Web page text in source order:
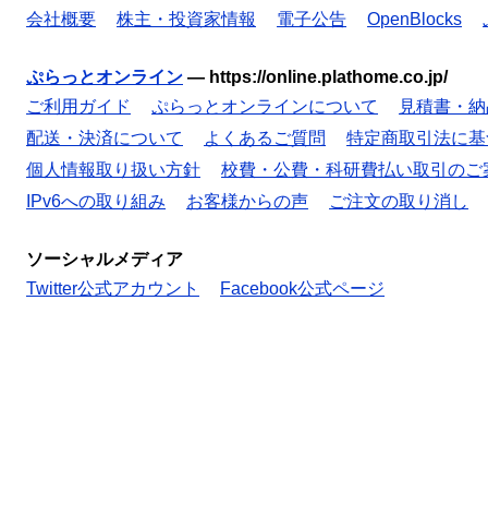
会社概要
株主・投資家情報 電子公告 OpenBlocks
ぷらっとオンライン — https://online.plathome.co.jp/
ご利用ガイド
ぷらっとオンラインについて
見積書・
配送・決済について
よくあるご質問
特定商取引法に
個人情報取り扱い方針
校費・公費・科研費払い取引のご
IPv6への取り組み
お客様からの声 ご注文の取り消し
ソーシャルメディア
Twitter公式アカウント
Facebook公式ページ